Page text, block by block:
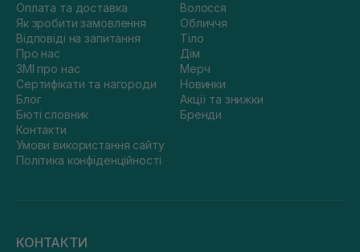
Оплата та доставка
Як зробити замовлення
Відповіді на запитання
Про нас
ЗМІ про нас
Сертифікати та нагороди
Блог
Бюті словник
Контакти
Умови використання сайту
Політика конфіденційності
Волосся
Обличчя
Тіло
Дім
Мерч
Новинки
Акції та знижки
Бренди
КОНТАКТИ